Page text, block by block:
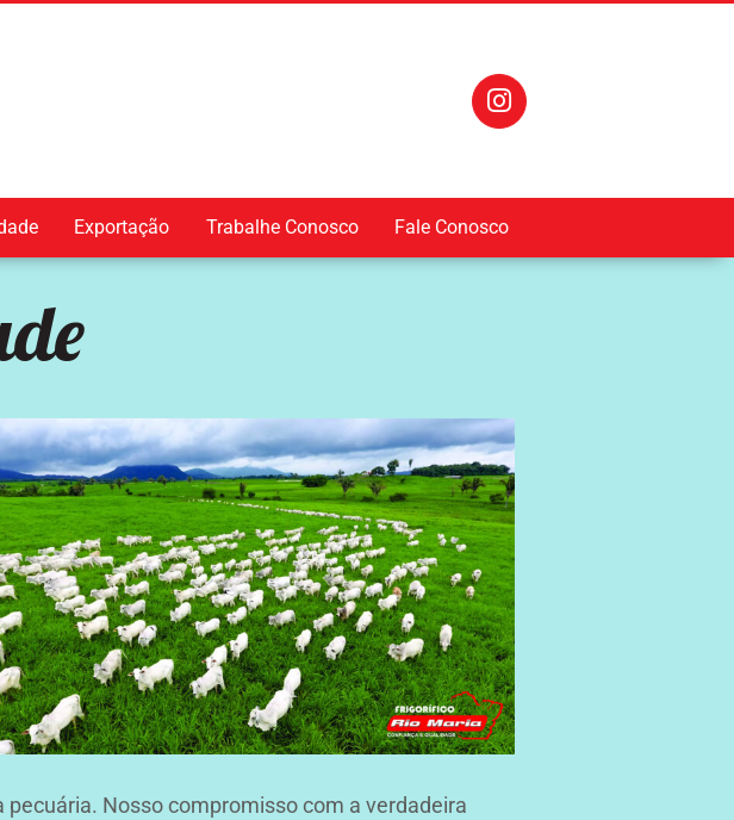
Exportação Trabalhe Conosco Fale Conosco
Nosso compromisso com a verdadeira